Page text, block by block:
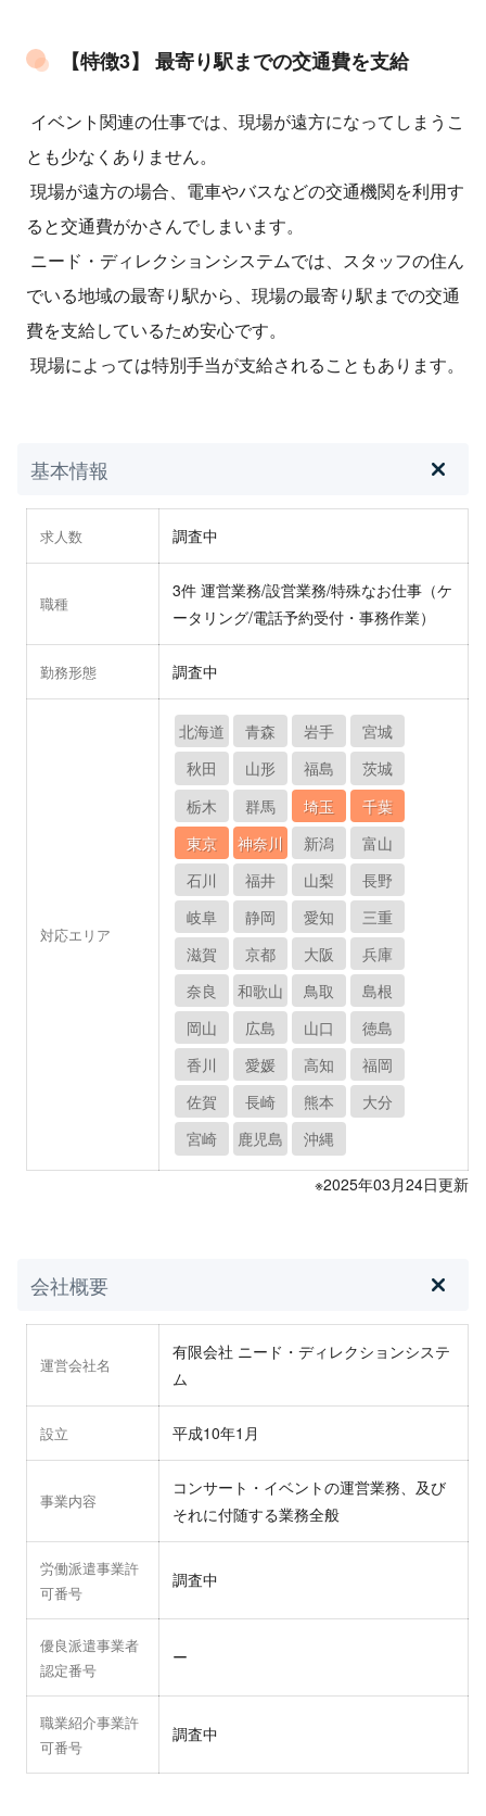
【特徴3】 最寄り駅までの交通費を支給
イベント関連の仕事では、現場が遠方になってしまうこ
とも少なくありません。
現場が遠方の場合、電車やバスなどの交通機関を利用す
ると交通費がかさんでしまいます。
ニード・ディレクションシステムでは、スタッフの住ん
でいる地域の最寄り駅から、現場の最寄り駅までの交通
費を支給しているため安心です。
現場によっては特別手当が支給されることもあります。
基本情報
求人数 調査中
職種
3件 運営業務/設営業務/特殊なお仕事（ケ
ータリング/電話予約受付・事務作業）
勤務形態 調査中
対応エリア
北海道 青森 岩手
宮城
秋田
山形 福島
茨城
栃木
群馬 埼玉
千葉
東京
神奈川 新潟
富山
石川
福井 山梨
長野
岐阜
静岡 愛知
三重
滋賀
京都 大阪
兵庫
奈良
和歌山 鳥取
島根
岡山
広島 山口
徳島
香川
愛媛 高知
福岡
佐賀
長崎 熊本
大分
宮崎
鹿児島 沖縄
※2025年03月24日更新
会社概要
運営会社名
有限会社 ニード・ディレクションシステ
ム
設立 平成10年1月
事業内容
コンサート・イベントの運営業務、及び
それに付随する業務全般
労働派遣事業許
可番号
調査中
優良派遣事業者
認定番号
ー
職業紹介事業許
可番号
調査中